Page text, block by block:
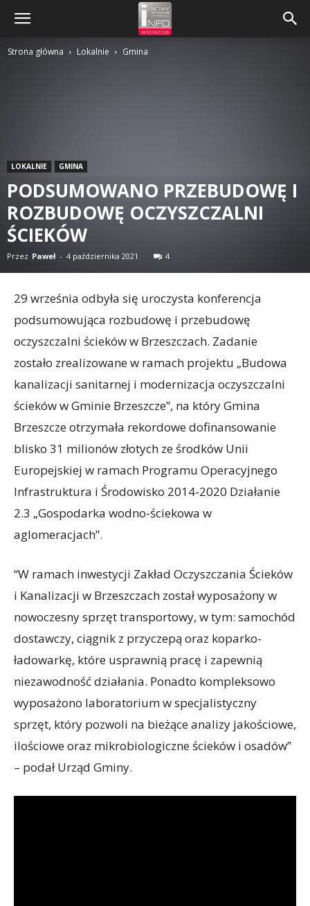
Strona główna Lokalnie Gmina
LOKALNIE GMINA
PODSUMOWANO PRZEBUDOWĘ I
ROZBUDOWĘ OCZYSZCZALNI
ŚCIEKÓW
Przez Paweł - 4 października 2021 4
29 września odbyła się uroczysta konferencja
podsumowująca rozbudowę i przebudowę
oczyszczalni ścieków w Brzeszczach. Zadanie
zostało zrealizowane w ramach projektu „Budowa
kanalizacji sanitarnej i modernizacja oczyszczalni
ścieków w Gminie Brzeszcze”, na który Gmina
Brzeszcze otrzymała rekordowe dofinansowanie
blisko 31 milionów złotych ze środków Unii
Europejskiej w ramach Programu Operacyjnego
Infrastruktura i Środowisko 2014-2020 Działanie
2.3 „Gospodarka wodno-ściekowa w
aglomeracjach”.
“W ramach inwestycji Zakład Oczyszczania Ścieków
i Kanalizacji w Brzeszczach został wyposażony w
nowoczesny sprzęt transportowy, w tym: samochód
dostawczy, ciągnik z przyczepą oraz koparko-
ładowarkę, które usprawnią pracę i zapewnią
niezawodność działania. Ponadto kompleksowo
wyposażono laboratorium w specjalistyczny
sprzęt, który pozwoli na bieżące analizy jakościowe,
ilościowe oraz mikrobiologiczne ścieków i osadów”
– podał Urząd Gminy.